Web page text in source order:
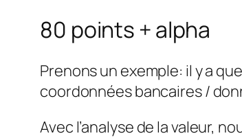
80 points + alpha
Prenons un exemple: il y a
coordonnées bancaires /
Avec l’analyse de la valeur,